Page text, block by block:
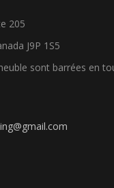
205
J9P 1S5
sont barrées en